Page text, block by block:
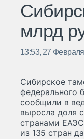
млрд
13:53, 27
Сибирское
федерального
сообщили в
выросла доля
странами
из 135 стран